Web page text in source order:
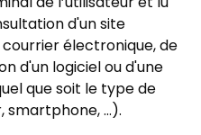
d'un site
électronique, de
d'un logiciel ou d'une
que soit le type de
smartphone, …).